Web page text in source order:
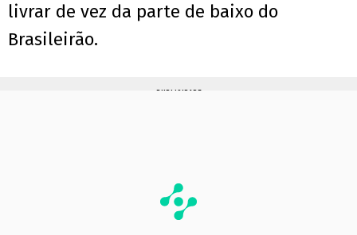
livrar de vez da parte de baixo do
Brasileirão.
PUBLICIDADE